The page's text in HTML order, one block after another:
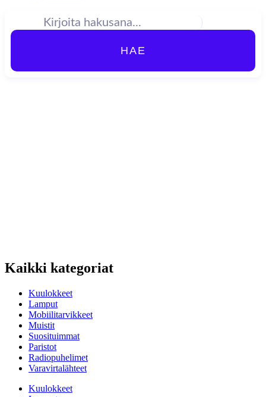
HAE
Kaikki kategoriat
Kuulokkeet
Lamput
Mobiilitarvikkeet
Muistit
Suosituimmat
Paristot
Radiopuhelimet
Varavirtalähteet
Kuulokkeet